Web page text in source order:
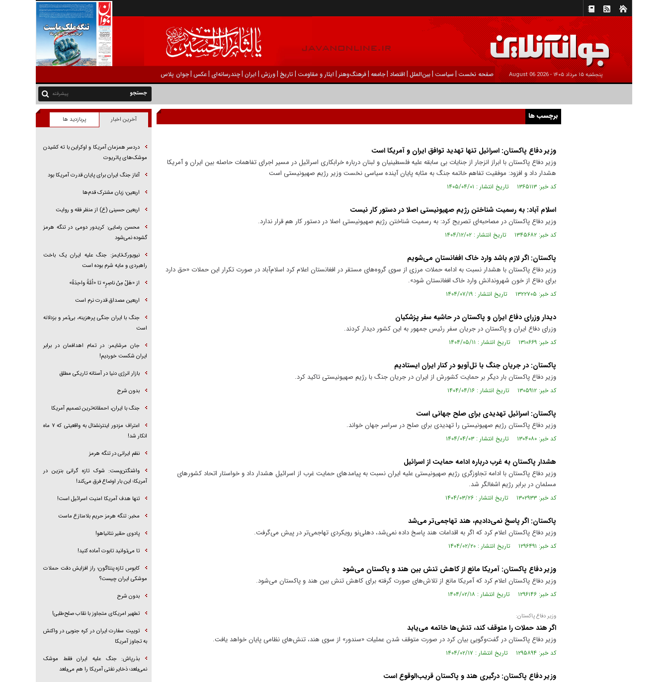
پنجشنبه ۱۵ مرداد ۱۴۰۵ - 2026 August 06 صفحه نخست | سیاست |بين‌الملل | اقتصاد |جامعه |فرهنگ‌و‌هنر | ایثار و مقاومت |تاریخ |ورزش | ايران |چندرسانه‌ای |عکس |جوان پلاس
پیشرفته
برچسب ها
وزیر دفاع پاکستان: اسرائیل تنها تهدید توافق ایران و آمریکا است
وزیر دفاع پاکستان با ابراز انزجار از جنایات بی سابقه علیه فلسطینیان و لبنان درباره خرابکاری اسرائیل در مسیر اجرای تفاهمات حاصله بین ایران و آمریکا
هشدار داد و افزود: موفقیت تفاهم خاتمه جنگ به مثابه پایان آینده سیاسی نخست وزیر رژیم صهیونیستی است
کد خبر: ۱۳۶۵۱۱۳ تاریخ انتشار : ۱۴۰۵/۰۴/۰۱
اسلام آباد: به رسمیت شناختن رژیم صهیونیستی اصلا در دستور کار نیست
وزیر دفاع پاکستان در مصاحبه‌ای تصریح کرد: به رسمیت شناختن رژیم صهیونیستی اصلا در دستور کار هم قرار ندارد.
کد خبر: ۱۳۴۵۶۸۲ تاریخ انتشار : ۱۴۰۴/۱۲/۰۲
پاکستان: اگر لازم باشد وارد خاک افغانستان می‌شویم
وزیر دفاع پاکستان با هشدار نسبت به ادامه حملات مرزی از سوی گروه‌های مستقر در افغانستان اعلام کرد اسلام‌آباد در صورت تکرار این حملات «حق دارد
برای دفاع از خون شهروندانش وارد خاک افغانستان شود».
کد خبر: ۱۳۲۲۷۰۵ تاریخ انتشار : ۱۴۰۴/۰۷/۱۹
دیدار وزرای دفاع ایران و پاکستان در حاشیه سفر پزشکیان
وزرای دفاع ایران و پاکستان در جریان سفر رئیس جمهور به این کشور دیدار کردند.
کد خبر: ۱۳۱۰۶۶۹ تاریخ انتشار : ۱۴۰۴/۰۵/۱۱
پاکستان: در جریان جنگ با تل‌آویو در کنار ایران ایستادیم
وزیر دفاع پاکستان بار دیگر بر حمایت کشورش از ایران در جریان جنگ با رژیم صهیونیستی تاکید کرد.
کد خبر: ۱۳۰۵۹۱۲ تاریخ انتشار : ۱۴۰۴/۰۴/۱۶
پاکستان: اسرائیل تهدیدی برای صلح جهانی است
وزیر دفاع پاکستان رژیم صهیونیستی را تهدیدی برای صلح در سراسر جهان خواند.
کد خبر: ۱۳۰۴۰۸۰ تاریخ انتشار : ۱۴۰۴/۰۴/۰۳
هشدار پاکستان به غرب درباره ادامه حمایت از اسرائیل
وزیر دفاع پاکستان با ادامه تجاوزگری رژیم صهیونیستی علیه ایران نسبت به پیامدهای حمایت غرب از اسرائیل هشدار داد و خواستار اتحاد کشورهای
مسلمان در برابر رژیم اشغالگر شد.
کد خبر: ۱۳۰۲۹۳۳ تاریخ انتشار : ۱۴۰۴/۰۳/۲۶
پاکستان: اگر پاسخ نمی‌دادیم، هند تهاجمی‌تر می‌شد
وزیر دفاع پاکستان اعلام کرد که اگر به اقدامات هند پاسخ داده نمی‌شد، دهلی‌نو رویکردی تهاجمی‌تر در پیش می‌گرفت.
کد خبر: ۱۲۹۶۴۹۱ تاریخ انتشار : ۱۴۰۴/۰۲/۲۰
وزیر دفاع پاکستان: آمریکا مانع از کاهش تنش بین هند و پاکستان می‌شود
وزیر دفاع پاکستان اعلام کرد که آمریکا مانع از تلاش‌های صورت گرفته برای کاهش تنش بین هند و پاکستان می‌شود.
کد خبر: ۱۲۹۶۱۴۶ تاریخ انتشار : ۱۴۰۴/۰۲/۱۸
وزیر دفاع پاکستان:
اگر هند حملات را متوقف کند، تنش‌ها خاتمه می‌یابد
وزیر دفاع پاکستان در گفت‌وگویی بیان کرد در صورت متوقف شدن عملیات «سندور» از سوی هند، تنش‌های نظامی پایان خواهد یافت.
کد خبر: ۱۲۹۵۸۹۴ تاریخ انتشار : ۱۴۰۴/۰۲/۱۷
وزیر دفاع پاکستان: درگیری هند و پاکستان قریب‌الوقوع است
آخرین اخبار پربازدید ها
دردسر همزمان آمریکا و اوکراین با ته کشیدن
موشک‌های پاتریوت
آغاز جنگ ایران برای پایان قدرت آمریکا بود
اربعین؛ زبان مشترک قدم‌ها
اربعین حسینی (ع) از منظر فقه و روایت
محسن رضایی: کریدور دومی در تنگه هرمز
گشوده نمی‌شود
نیویورک‌تایمز: جنگ علیه ایران یک باخت
راهبردی و مایه شرم بوده است
از «هَلْ مِنْ ناصِرٍ» تا «اُمَّةً واحِدَةً»
اربعین مصداق قدرت نرم است
جنگ با ایران جنگی پرهزینه، بی‌ثمر و بزدلانه
است
جان مرشایمر: در تمام اهدافمان در برابر
ایران شکست خوردیم!
بازار انرژی دنیا در آستانه تاریکی مطلق
بدون شرح
جنگ با ایران، احمقانه‌ترین تصمیم آمریکا
اعتراف مزدور اینترنشنال به واقعیتی که ۷ ماه
انکار شد!
نظم ایرانی در تنگه هرمز
واشنگتن‌پست: شوک تازه گرانی بنزین در
آمریکا؛ این بار اوضاع فرق می‌کند!
تنها هدف آمریکا امنیت اسرائیل است!
مخبر: تنگه هرمز حریم بلامنازع ماست
پادوی حقیر نتانیاهو!
تا می‌توانید تابوت آماده کنید!
کابوس تازه پنتاگون؛ راز افزایش دقت حملات
موشکی ایران چیست؟
بدون شرح
تطهیر امریکای متجاوز با نقاب صلح‌طلبی!
توییت سفارت ایران در کره جنوبی در واکنش
به تجاوز آمریکا
بذرپاش: ‏جنگ علیه ایران فقط موشک
نمی‌بلعد؛ ذخایر نفتی آمریکا را هم می‌بلعد